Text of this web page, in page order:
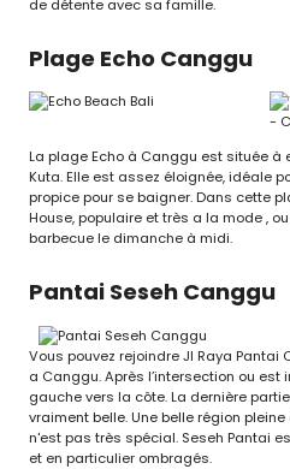
de détente avec sa famille.
Plage Echo Canggu
La plage Echo à Canggu est située à
Kuta. Elle est assez éloignée, idéale
propice pour se baigner. Dans cette
House, populaire et très a la mode ,
barbecue le dimanche à midi.
Pantai Seseh Canggu
Vous pouvez rejoindre Jl Raya Pantai
a Canggu. Après l’intersection ou est
gauche vers la côte. La dernière
vraiment belle. Une belle région
n'est pas très spécial. Seseh Pantai
et en particulier ombragés.